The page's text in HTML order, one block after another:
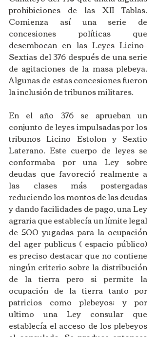
prohibiciones de las XII Tablas.
Comienza así una serie de
concesiones políticas que
desembocan en las Leyes Licino-
Sextias del 376 después de una serie
de agitaciones de la masa plebeya.
Algunas de estas concesiones fueron
la inclusión de tribunos militares.
En el año 376 se aprueban un
conjunto de leyes impulsadas por los
tribunos Licino Estolon y Sextio
Laterano. Este cuerpo de leyes se
conformaba por una Ley sobre
deudas que favoreció realmente a
las clases más postergadas
reduciendo los montos de las deudas
y dando facilidades de pago, una Ley
agraria que establecía un límite legal
de 500 yugadas para la ocupación
del ager publicus ( espacio público)
es preciso destacar que no contiene
ningún criterio sobre la distribución
de la tierra pero si permite la
ocupación de la tierra tanto por
patricios como plebeyos; y por
ultimo una Ley consular que
establecía el acceso de los plebeyos